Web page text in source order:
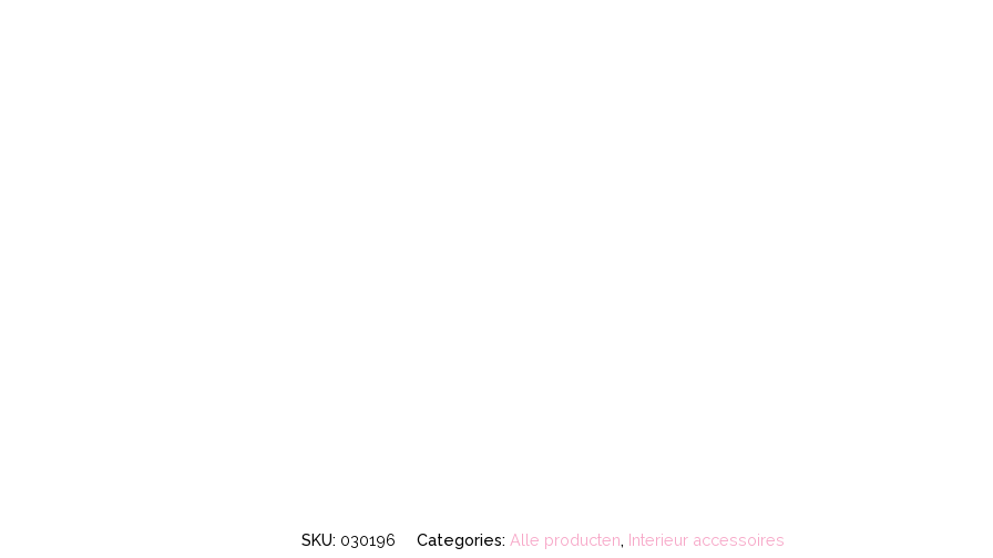
SKU: 030196 Categories: Alle producten, Interieur accessoires